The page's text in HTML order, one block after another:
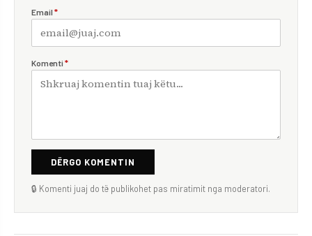
Email *
Komenti *
DËRGO KOMENTIN
🔒 Komenti juaj do të publikohet pas miratimit nga moderatori.